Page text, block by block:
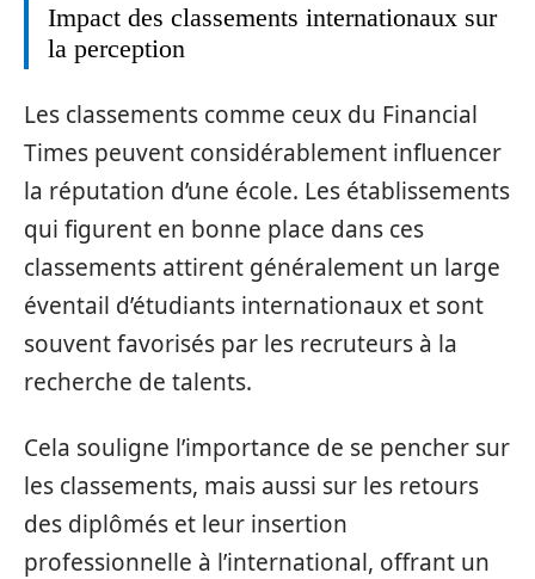
Impact des classements internationaux sur
la perception
Les classements comme ceux du Financial
Times peuvent considérablement influencer
la réputation d’une école. Les établissements
qui figurent en bonne place dans ces
classements attirent généralement un large
éventail d’étudiants internationaux et sont
souvent favorisés par les recruteurs à la
recherche de talents.
Cela souligne l’importance de se pencher sur
les classements, mais aussi sur les retours
des diplômés et leur insertion
professionnelle à l’international, offrant un